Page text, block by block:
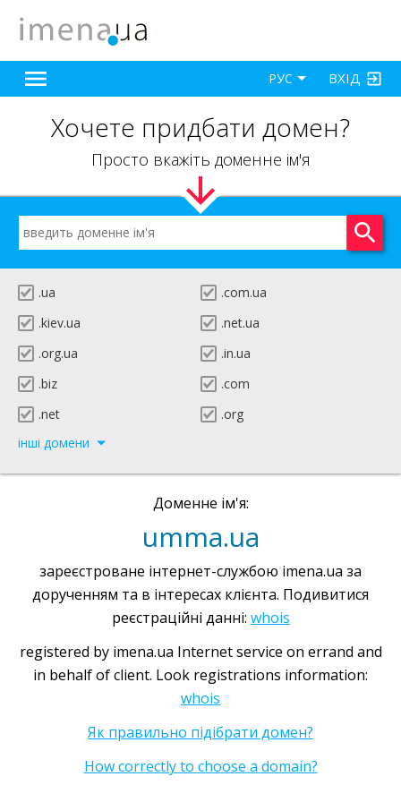
ВХІД
РУС
Хочете придбати домен?
Просто вкажіть доменне ім'я
.ua
.com.ua
.kiev.ua
.net.ua
.org.ua
.in.ua
.biz
.com
.net
.org
інші домени
Доменне ім'я:
umma.ua
зареєстроване інтернет-службою imena.ua за
дорученням та в інтересах клієнта. Подивитися
реєстраційні данні: whois
registered by imena.ua Internet service on errand and
in behalf of client. Look registrations information:
whois
Як правильно підібрати домен?
How correctly to choose a domain?